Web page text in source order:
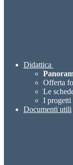
Didattica
Offerta
Le
I progetti
Documenti utili